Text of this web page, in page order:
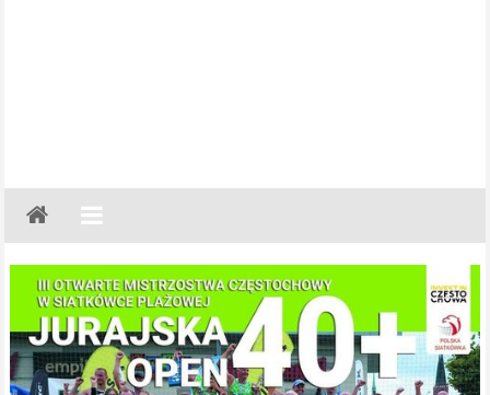
Gazeta
Regionalna
Częstochowa,
Kłobuck,
Lubliniec,
Myszków